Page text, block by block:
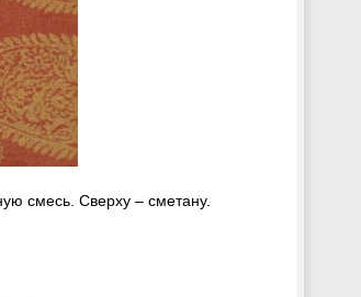
смесь. Сверху – сметану.